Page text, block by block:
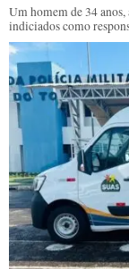
Um homem de 34 anos,
indiciados como